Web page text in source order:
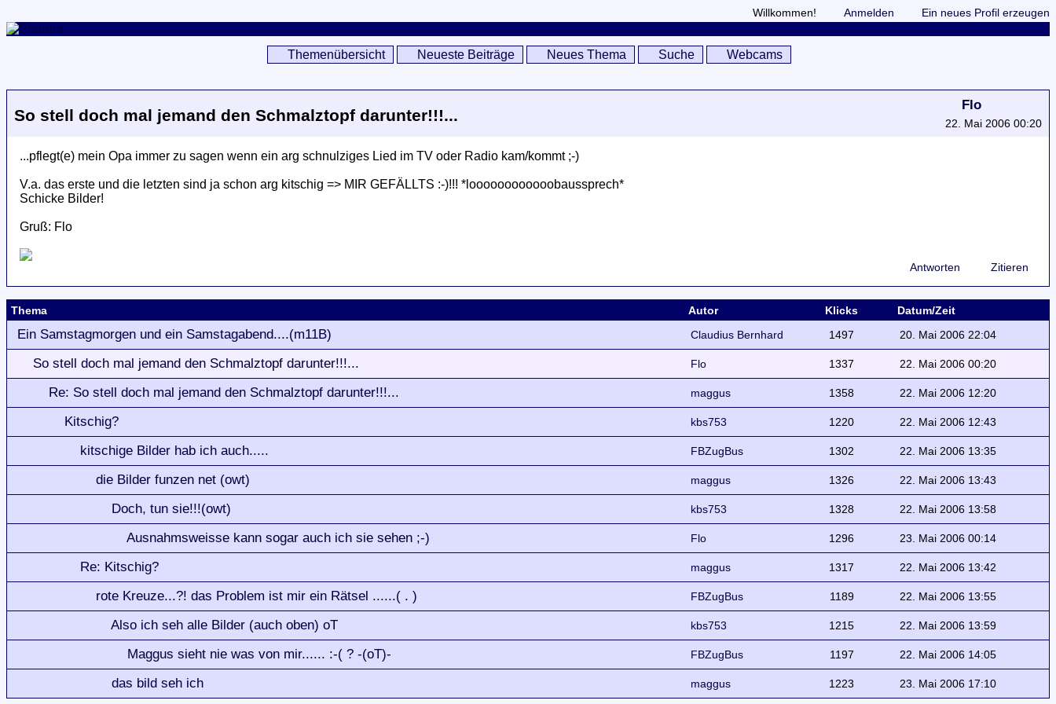
Willkommen! Anmelden Ein neues Profil erzeugen
Themenübersicht Neueste Beiträge Neues Thema Suche Webcams
So stell doch mal jemand den Schmalztopf darunter!!!...
Flo
22. Mai 2006 00:20
...pflegt(e) mein Opa immer zu sagen wenn ein arg schnulziges Lied im TV oder Radio kam/kommt ;-)
V.a. das erste und die letzten sind ja schon arg kitschig => MIR GEFÄLLTS :-)!!! *loooooooooooobaussprech*
Schicke Bilder!
Gruß: Flo
Antworten Zitieren
Thema Autor Klicks Datum/Zeit
Ein Samstagmorgen und ein Samstagabend....(m11B) Claudius Bernhard 1497 20. Mai 2006 22:04
So stell doch mal jemand den Schmalztopf darunter!!!... Flo 1337 22. Mai 2006 00:20
Re: So stell doch mal jemand den Schmalztopf darunter!!!... maggus 1358 22. Mai 2006 12:20
Kitschig? kbs753 1220 22. Mai 2006 12:43
kitschige Bilder hab ich auch..... FBZugBus 1302 22. Mai 2006 13:35
die Bilder funzen net (owt) maggus 1326 22. Mai 2006 13:43
Doch, tun sie!!!(owt) kbs753 1328 22. Mai 2006 13:58
Ausnahmsweisse kann sogar auch ich sie sehen ;-) Flo 1296 23. Mai 2006 00:14
Re: Kitschig? maggus 1317 22. Mai 2006 13:42
rote Kreuze...?! das Problem ist mir ein Rätsel ......( . ) FBZugBus 1189 22. Mai 2006 13:55
Also ich seh alle Bilder (auch oben) oT kbs753 1215 22. Mai 2006 13:59
Maggus sieht nie was von mir...... :-( ? -(oT)- FBZugBus 1197 22. Mai 2006 14:05
das bild seh ich maggus 1223 23. Mai 2006 17:10